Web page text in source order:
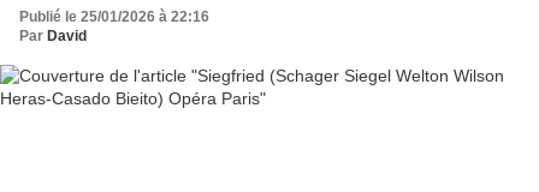
Publié le 25/01/2026 à 22:16
Par David